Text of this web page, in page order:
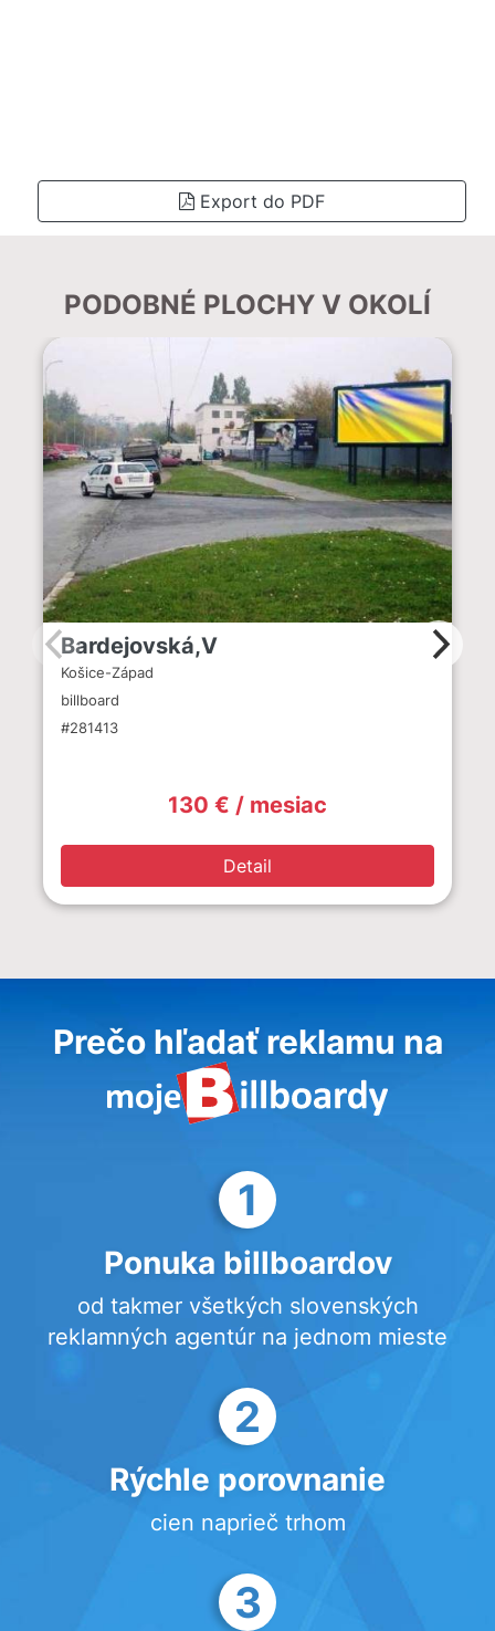
Export do PDF
PODOBNÉ PLOCHY V OKOLÍ
Bardejovská,V
Košice-Západ
billboard
#281413
130 € / mesiac
Detail
Prečo hľadať reklamu na
1
Ponuka billboardov
od takmer všetkých slovenských
reklamných agentúr na jednom mieste
2
Rýchle porovnanie
cien naprieč trhom
3